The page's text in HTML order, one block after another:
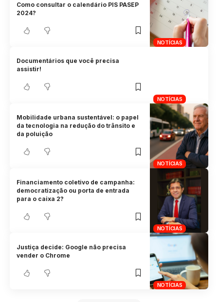
NOTÍCIAS
Como consultar o calendário PIS PASEP
2024?
NOTÍCIAS
Documentários que você precisa
assistir!
NOTÍCIAS
Mobilidade urbana sustentável: o papel
da tecnologia na redução do trânsito e
da poluição
NOTÍCIAS
Financiamento coletivo de campanha:
democratização ou porta de entrada
para o caixa 2?
NOTÍCIAS
Justiça decide: Google não precisa
vender o Chrome